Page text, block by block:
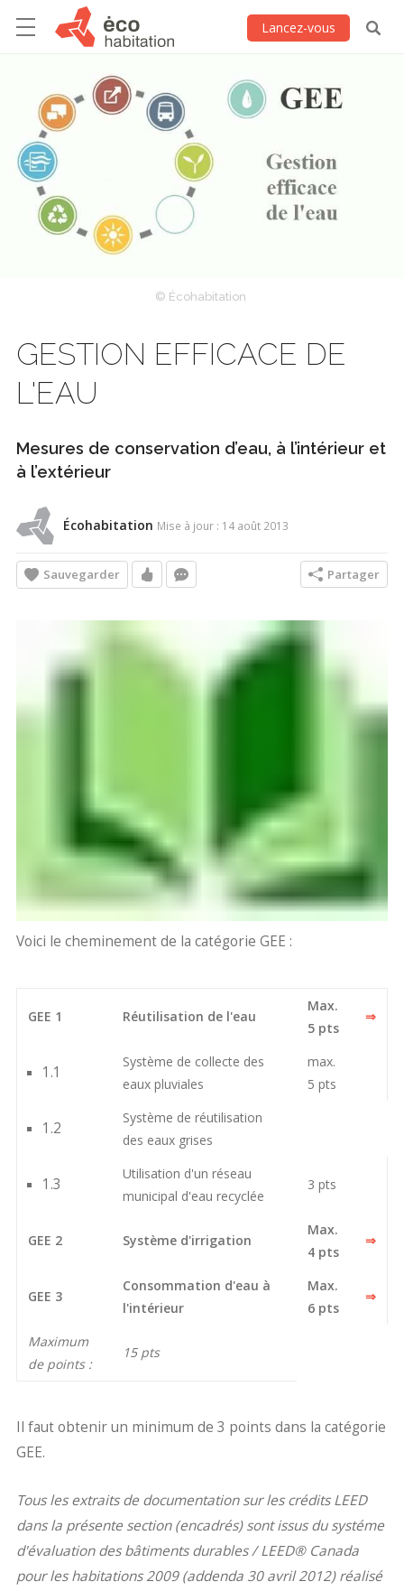
Lancez-vous
© Écohabitation
GESTION EFFICACE DE
L'EAU
Mesures de conservation d’eau, à l’intérieur et
à l’extérieur
Écohabitation Mise à jour : 14 août 2013
Sauvegarder Partager
Voici le cheminement de la catégorie GEE :
GEE 1 Réutilisation de l'eau
Max.
5 pts
⇒
1.1
Système de collecte des
eaux pluviales
max.
5 pts
1.2
Système de réutilisation
des eaux grises
1.3
Utilisation d'un réseau
municipal d'eau recyclée
3 pts
GEE 2 Système d'irrigation
Max.
4 pts
⇒
GEE 3
Consommation d'eau à
l'intérieur
Max.
6 pts
⇒
Maximum
de points :
15 pts
Il faut obtenir un minimum de 3 points dans la catégorie
GEE.
Tous les extraits de documentation sur les crédits LEED
dans la présente section (encadrés) sont issus du systéme
d'évaluation des bâtiments durables / LEED® Canada
pour les habitations 2009 (addenda 30 avril 2012) réalisé